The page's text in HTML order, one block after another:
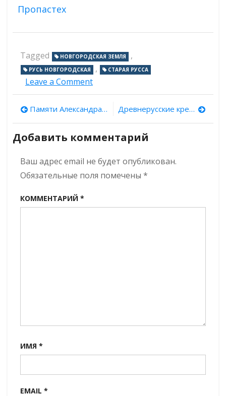
Пропастех
Tagged НОВГОРОДСКАЯ ЗЕМЛЯ ,
РУСЬ НОВГОРОДСКАЯ , СТАРАЯ РУССА
Leave a Commenton
Выпуск
22:
Воскресенский
собор
Старой
Руссе
Навигация
по
записям
Памяти Александра Назаренко Древнерусские кресты, западноевропейские монеты и «куршские» фибулы: первые результаты исследований поселения XI–XIII веков под Калининградом
Добавить комментарий
Ваш адрес email не будет опубликован.
Обязательные поля помечены *
КОММЕНТАРИЙ *
ИМЯ *
EMAIL *